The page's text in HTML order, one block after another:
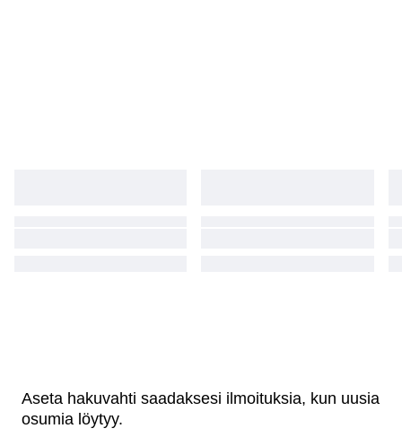
Aseta hakuvahti saadaksesi ilmoituksia, kun uusia
osumia löytyy.